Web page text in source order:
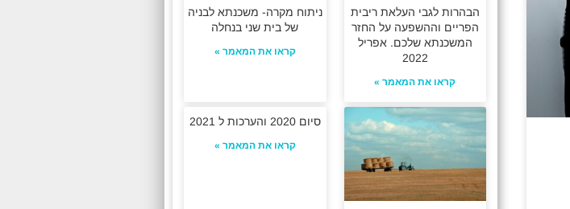
הבהרות לגבי העלאת ריבית
הפריים וההשפעה על החזר
המשכנתא שלכם. אפריל
2022
קראו את המאמר »
ניתוח מקרה- משכנתא לבניה
של בית שני בנחלה
קראו את המאמר »
סיום 2020 והערכות ל 2021
קראו את המאמר »